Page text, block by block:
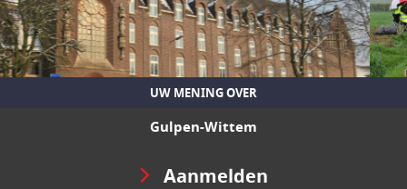
UW MENING OVER
Gulpen-Wittem
Aanmelden